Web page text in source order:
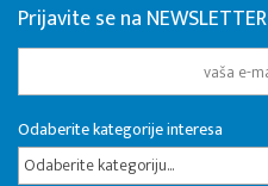
Prijavite se na NEWSLETTER
Odaberite kategorije interesa
Odaberite kategoriju...